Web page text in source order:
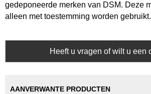
gedeponeerde merken van DSM. Deze
alleen met toestemming worden gebruikt.
Heeft u vragen of wilt u een
AANVERWANTE PRODUCTEN